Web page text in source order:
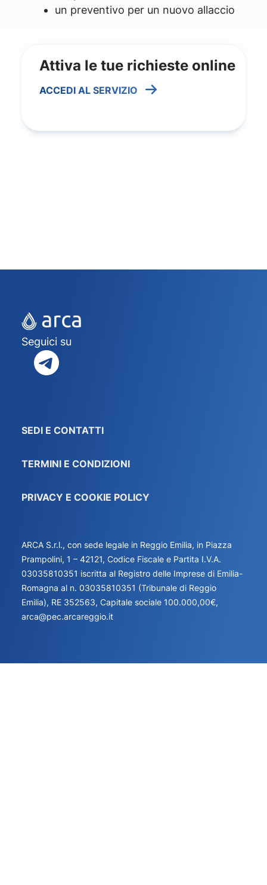
un preventivo per un nuovo allaccio
Attiva le tue richieste online
ACCEDI AL SERVIZIO
Seguici su
SEDI E CONTATTI
TERMINI E CONDIZIONI
PRIVACY E COOKIE POLICY
ARCA S.r.l., con sede legale in Reggio Emilia, in Piazza
Prampolini, 1 – 42121, Codice Fiscale e Partita I.V.A.
03035810351 iscritta al Registro delle Imprese di Emilia-
Romagna al n. 03035810351 (Tribunale di Reggio
Emilia), RE 352563, Capitale sociale 100.000,00€,
arca@pec.arcareggio.it